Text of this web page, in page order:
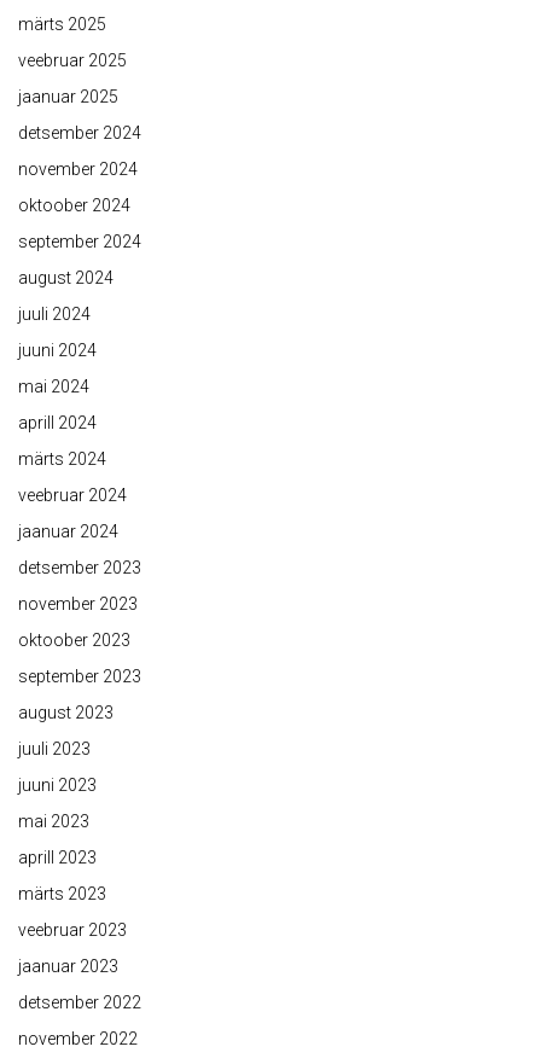
märts 2025
veebruar 2025
jaanuar 2025
detsember 2024
november 2024
oktoober 2024
september 2024
august 2024
juuli 2024
juuni 2024
mai 2024
aprill 2024
märts 2024
veebruar 2024
jaanuar 2024
detsember 2023
november 2023
oktoober 2023
september 2023
august 2023
juuli 2023
juuni 2023
mai 2023
aprill 2023
märts 2023
veebruar 2023
jaanuar 2023
detsember 2022
november 2022